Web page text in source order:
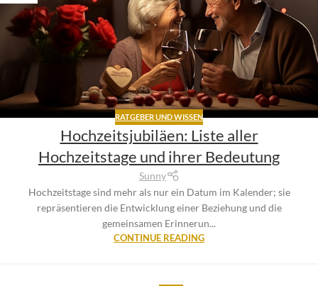
RATGEBER UND WISSEN
Hochzeitsjubiläen: Liste aller
Hochzeitstage und ihrer Bedeutung
Sunny
Hochzeitstage sind mehr als nur ein Datum im Kalender; sie
repräsentieren die Entwicklung einer Beziehung und die
gemeinsamen Erinnerun...
CONTINUE READING